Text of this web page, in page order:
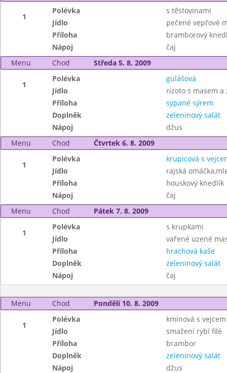
1
Polévka
s těstovinami
Jídlo
pečené vepřové
Příloha
bramborový
Nápoj
čaj
Menu
Chod Středa 5. 8. 2009
1
Polévka
gulášová
Jídlo
rizoto s masem a
Příloha
sypané sýrem
Doplněk
zeleninový salát
Nápoj
džus
Menu
Chod Čtvrtek 6. 8. 2009
1
Polévka
krupicová s
Jídlo
rajská
Příloha
houskový knedlík
Nápoj
čaj
Menu
Chod Pátek 7. 8. 2009
1
Polévka
s krupkami
Jídlo
vařené uzené
Příloha
hrachová kaše
Doplněk
zeleninový salát
Nápoj
čaj
Menu Chod Pondělí 10. 8. 2009
1
Polévka
kmínová s vejcem
Jídlo
smažení rybí filé
Příloha
brambor
Doplněk
zeleninový salát
Nápoj
džus